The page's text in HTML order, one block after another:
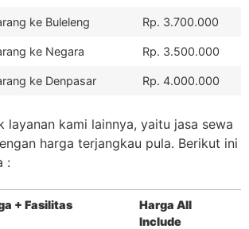
ke Buleleng Rp. 3.700.000
ke Negara Rp. 3.500.000
ke Denpasar Rp. 4.000.000
layanan kami lainnya, yaitu jasa sewa
harga terjangkau pula. Berikut ini
:
+ Fasilitas
Harga All
Include